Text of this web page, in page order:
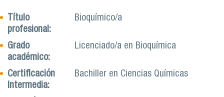
Título
profesional:
Bioquímico/a
Grado
académico:
Licenciado/a en Bioquímica
Certificación
Intermedia:
Bachiller en Ciencias Químicas